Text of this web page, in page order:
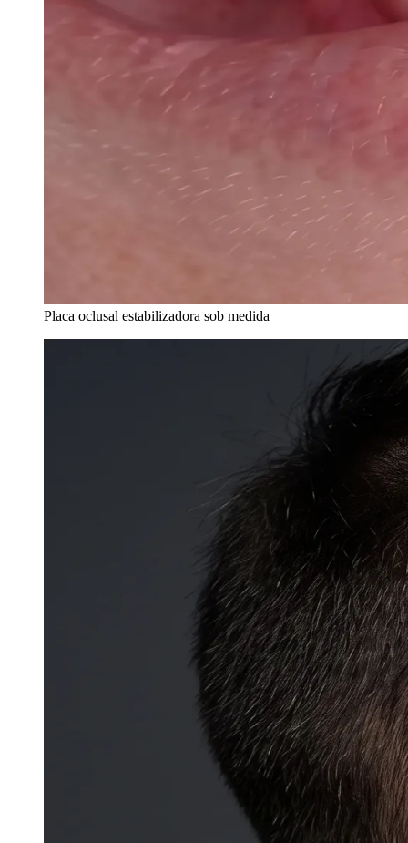
Placa oclusal estabilizadora sob medida